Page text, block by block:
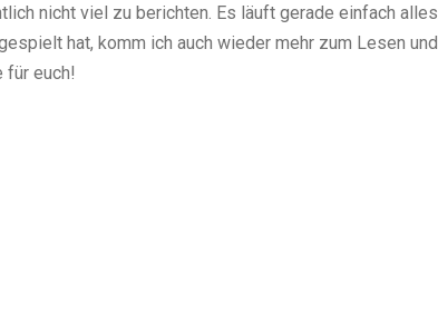
nicht viel zu berichten. Es läuft gerade einfach
hat, komm ich auch wieder mehr zum Lesen
für euch!